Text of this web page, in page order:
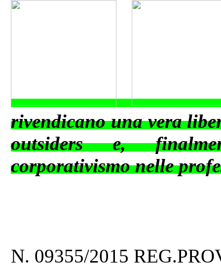
rivendicano una vera
outsiders e,
corporativismo nelle
N. 09355/2015